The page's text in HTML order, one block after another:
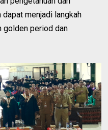
menjadi langkah
golden period dan